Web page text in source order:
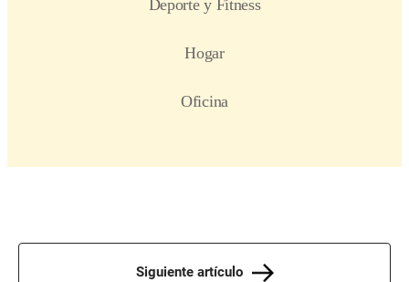
Siguiente artículo